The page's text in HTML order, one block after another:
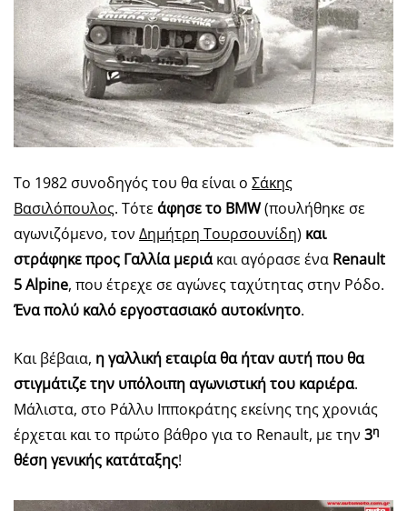
Το 1982 συνοδηγός του θα είναι ο Σάκης
Βασιλόπουλος. Τότε άφησε το BMW(πουλήθηκε σε
αγωνιζόμενο, τον Δημήτρη Τουρσουνίδη) και
στράφηκε προς Γαλλία μεριάκαι αγόρασε ένα Renault
5 Alpine, που έτρεχε σε αγώνες ταχύτητας στην Ρόδο.
Ένα πολύ καλό εργοστασιακό αυτοκίνητο.
Και βέβαια, η γαλλική εταιρία θα ήταν αυτή που θα
στιγμάτιζε την υπόλοιπη αγωνιστική του καριέρα.
Μάλιστα, στο Ράλλυ Ιπποκράτης εκείνης της χρονιάς
έρχεται και το πρώτο βάθρο για το Renault, με την 3η
θέση γενικής κατάταξης!